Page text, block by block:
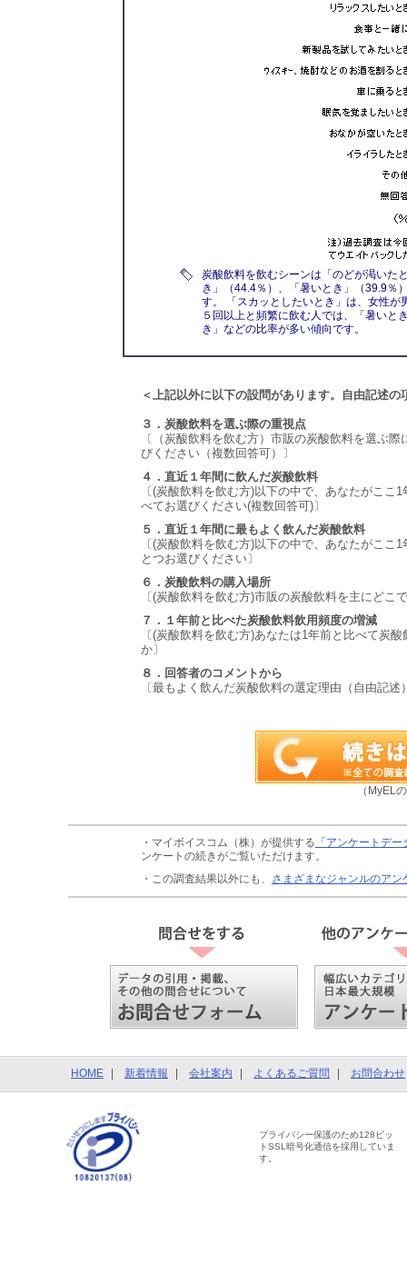
炭酸飲料を飲むシーンは「のどが渇いた
き」（44.4％）、「暑いとき」（39.9％
す。 「スカッとしたいとき」は、女性
５回以上と頻繁に飲む人では、「暑いと
き」などの比率が多い傾向です。
＜上記以外に以下の設問があります。自由記述の
３．炭酸飲料を選ぶ際の重視点
〔（炭酸飲料を飲む方）市販の炭酸飲料を選ぶ
びください（複数回答可）〕
４．直近１年間に飲んだ炭酸飲料
〔(炭酸飲料を飲む方)以下の中で、あなたがこ
べてお選びください(複数回答可)〕
５．直近１年間に最もよく飲んだ炭酸飲料
〔(炭酸飲料を飲む方)以下の中で、あなたがこ
とつお選びください〕
６．炭酸飲料の購入場所
〔(炭酸飲料を飲む方)市販の炭酸飲料を主にどこ
７．１年前と比べた炭酸飲料飲用頻度の増減
〔(炭酸飲料を飲む方)あなたは1年前と比べて炭
か〕
８．回答者のコメントから
〔最もよく飲んだ炭酸飲料の選定理由（自由記述
（MyEL
・マイボイスコム（株）が提供する 「アンケートデ
ンケートの続きがご覧いただけます。
・この調査結果以外にも、 さまざまなジャンルのアン
HOME 新着情報 会社案内 よくあるご質問 お問合わせ
プライバシー保護のため128ビッ
トSSL暗号化通信を採用していま
す。